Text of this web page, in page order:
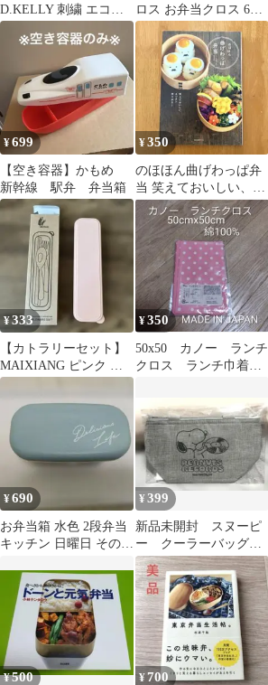
D.KELLY 刺繍 エコバ
ッグ PEANUTS スヌー
ピー
ロス お弁当クロス 6つ
の基礎食品と働き
¥699
【空き容器】かもめ
新幹線 駅弁 弁当箱
¥350
のほほん曲げわっぱ弁
当 笑えておいしい、カ
ンタン作りおき!
¥333
【カトラリーセット】
MAIXIANG ピンク 箸
スプーン フォーク エ
¥350
50x50 カノー ランチ
クロス ランチ巾着
¥690
お弁当箱 水色 2段弁当
キッチン 日曜日 その他
¥399
新品未開封 スヌーピ
ー クーラーバッグ
グレー 非売品
¥500 ¥700